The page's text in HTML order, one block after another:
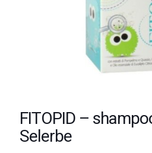
FITOPID –
Selerbe